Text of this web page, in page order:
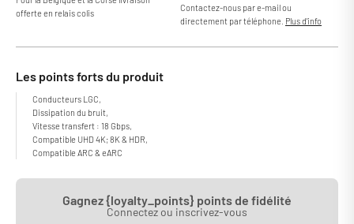
offerte en relais colis
Contactez-nous par e-mail ou
directement par téléphone. Plus d'info
Les points forts du produit
Conducteurs LGC,
Dissipation du bruit,
Vitesse transfert : 18 Gbps,
Compatible UHD 4K; 8K & HDR,
Compatible ARC & eARC
Gagnez {loyalty_points} points de fidélité
Connectez ou inscrivez-vous